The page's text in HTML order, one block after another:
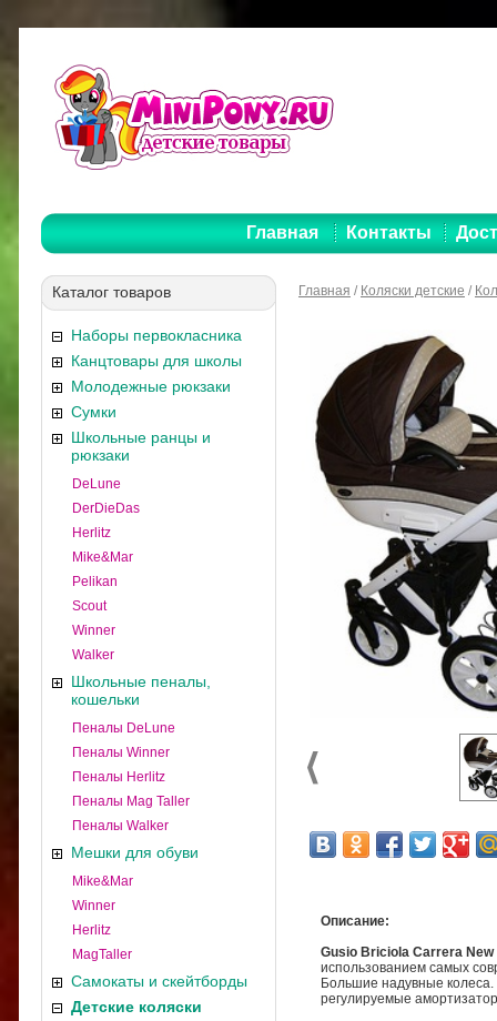
Главная Контакты
Каталог товаров
Наборы первокласника
Канцтовары для школы
Молодежные рюкзаки
Сумки
Школьные ранцы и
рюкзаки
DeLune
DerDieDas
Herlitz
Mike&Mar
Pelikan
Scout
Winner
Walker
Школьные пеналы,
кошельки
Пеналы DeLune
Пеналы Winner
Пеналы Herlitz
Пеналы Mag Taller
Пеналы Walker
Мешки для обуви
Mike&Mar
Winner
Herlitz
MagTaller
Самокаты и скейтборды
Детские коляски
Главная / Коляски детские /
Описание:
Gusio Briciola Carrera New
использованием самых
Большие надувные колеса.
регулируемые